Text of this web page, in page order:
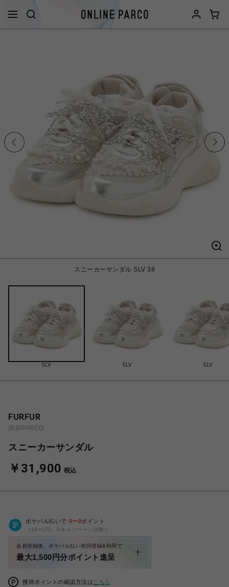
スニーカーサンダル SLV 38
SLV SLV SLV
FURFUR
渋谷PARCO
スニーカーサンダル
￥31,900 税込
ポケパル払いで 0〜0ポイント
（1P=1円）※キャンペーン分除く
会員登録後、ポケパル払い初回登録&利用で
最大1,500円分ポイント進呈
獲得ポイントの確認方法は こちら